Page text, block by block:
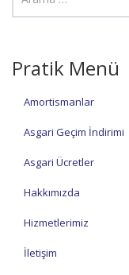
Pratik Menü
Amortismanlar
Asgari Geçim İndirimi
Asgari Ücretler
Hakkımızda
Hizmetlerimiz
İletişim